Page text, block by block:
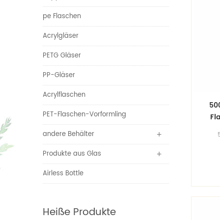
pe Flaschen
Acrylgläser
PETG Gläser
PP-Gläser
Acrylflaschen
PET-Flaschen-Vorformling
andere Behälter
Produkte aus Glas
Airless Bottle
Heiße Produkte